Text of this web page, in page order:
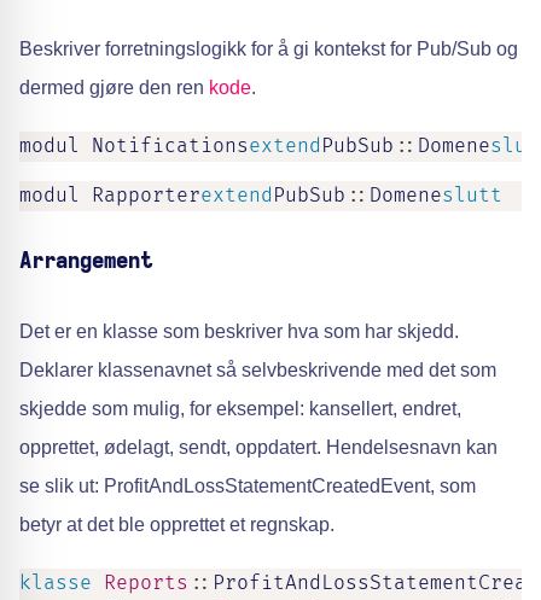
Beskriver forretningslogikk for å gi kontekst for Pub/Sub og
dermed gjøre den ren kode.
modul Notificationsextend PubSub :: Domene
modul Rapporterextend PubSub :: Domeneslutt
Arrangement
Det er en klasse som beskriver hva som har skjedd.
Deklarer klassenavnet så selvbeskrivende med det som
skjedde som mulig, for eksempel: kansellert, endret,
opprettet, ødelagt, sendt, oppdatert. Hendelsesnavn kan
se slik ut: ProfitAndLossStatementCreatedEvent, som
betyr at det ble opprettet et regnskap.
klasse Reports ::